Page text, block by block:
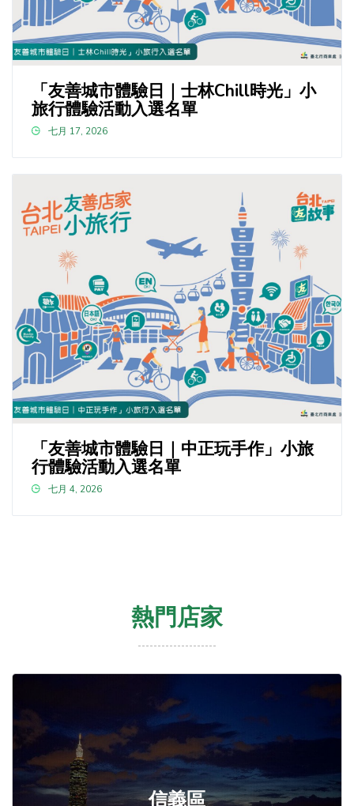
「友善城市體驗日｜士林Chill時光」小
旅行體驗活動入選名單
七月 17, 2026
「友善城市體驗日｜中正玩手作」小旅
行體驗活動入選名單
七月 4, 2026
熱門店家
信義區